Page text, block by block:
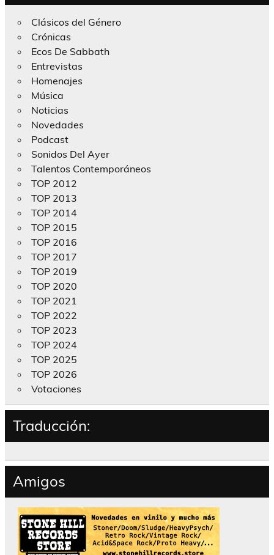
Clásicos del Género
Crónicas
Ecos De Sabbath
Entrevistas
Homenajes
Música
Noticias
Novedades
Podcast
Sonidos Del Ayer
Talentos Contemporáneos
TOP 2012
TOP 2013
TOP 2014
TOP 2015
TOP 2016
TOP 2017
TOP 2019
TOP 2020
TOP 2021
TOP 2022
TOP 2023
TOP 2024
TOP 2025
TOP 2026
Votaciones
Traducción:
Amigos